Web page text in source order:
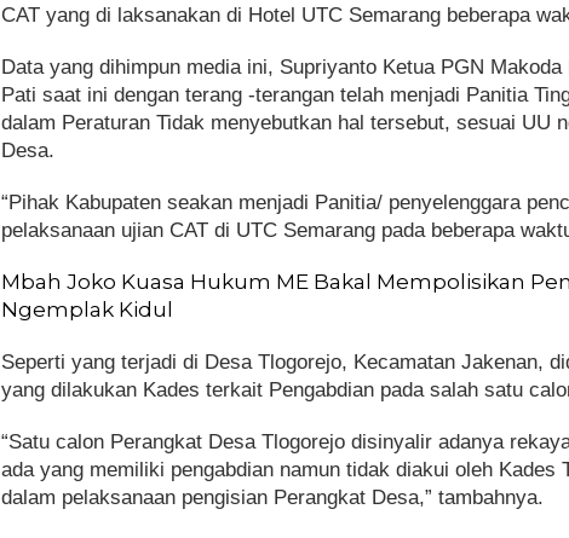
CAT yang di laksanakan di Hotel UTC Semarang beberapa
Data yang dihimpun media ini, Supriyanto Ketua PGN
Pati saat ini dengan terang -terangan telah menjadi Panitia
dalam Peraturan Tidak menyebutkan hal tersebut, sesuai UU
Desa.
“Pihak Kabupaten seakan menjadi Panitia/ penyelenggara
pelaksanaan ujian CAT di UTC Semarang pada beberapa
Mbah Joko Kuasa Hukum ME Bakal Mempolisikan
Ngemplak Kidul
Seperti yang terjadi di Desa Tlogorejo, Kecamatan Jakenan,
yang dilakukan Kades terkait Pengabdian pada salah satu
“Satu calon Perangkat Desa Tlogorejo disinyalir adanya
ada yang memiliki pengabdian namun tidak diakui oleh Kades
dalam pelaksanaan pengisian Perangkat Desa,” tambahnya.